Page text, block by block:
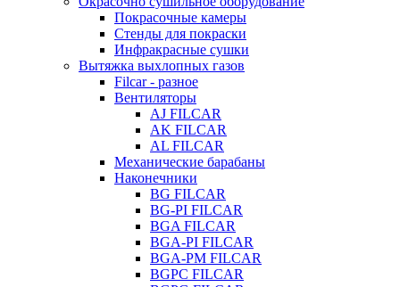
Покрасочные камеры
Стенды для покраски
Инфракрасные сушки
Вытяжка выхлопных газов
Filcar - разное
Вентиляторы
AJ FILCAR
AK FILCAR
AL FILCAR
Механические барабаны
Наконечники
BG FILCAR
BG-PI FILCAR
BGA FILCAR
BGA-PI FILCAR
BGA-PM FILCAR
BGPC FILCAR